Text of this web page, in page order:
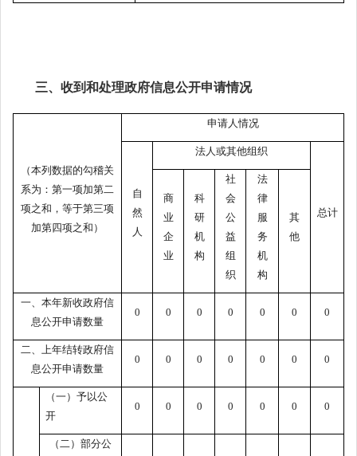
三、收到和处理政府信息公开申请情况
（本列数据的勾稽关
系为：第一项加第二
项之和，等于第三项
加第四项之和）
申请人情况
自
然
人
法人或其他组织
总计
商
业
企
业
科
研
机
构
社
会
公
益
组
织
法
律
服
务
机
构
其
他
一、本年新收政府信
息公开申请数量
0 0 0 0 0 0 0
二、上年结转政府信
息公开申请数量
0 0 0 0 0 0 0
（一）予以公
开
0 0 0 0 0 0 0
（二）部分公